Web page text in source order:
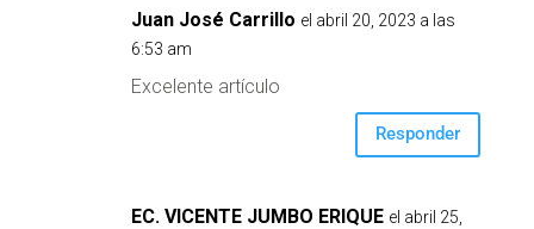
Juan José Carrillo el abril 20, 2023 a las
6:53 am
Excelente artículo
Responder
EC. VICENTE JUMBO ERIQUE el abril 25,